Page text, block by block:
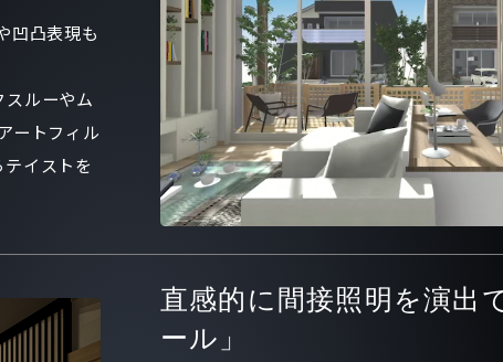
凹凸表現も
ルーやム
ートフィル
イストを
直感的に間接照明を演出
ール」